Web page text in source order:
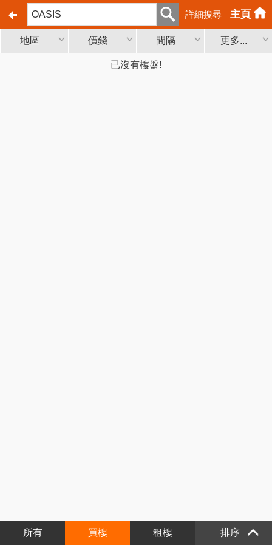
詳細搜尋 主頁
地區 價錢 間隔 更多...
已沒有樓盤!
所有 買樓 租樓 排序